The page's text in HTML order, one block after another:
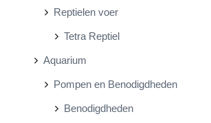
Reptielen voer
Tetra Reptiel
Aquarium
Pompen en Benodigdheden
Benodigdheden